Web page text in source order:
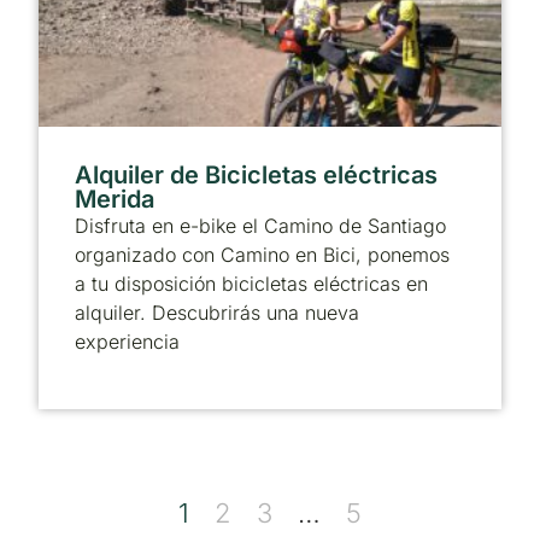
Alquiler de Bicicletas eléctricas
Merida
Disfruta en e-bike el Camino de Santiago
organizado con Camino en Bici, ponemos
a tu disposición bicicletas eléctricas en
alquiler. Descubrirás una nueva
experiencia
1 2 3 … 5